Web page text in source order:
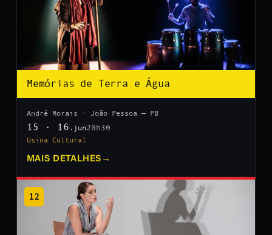
Memórias de Terra e Água
André Morais · João Pessoa — PB
15 · 16 .jun20h30
Usina Cultural
MAIS DETALHES →
12